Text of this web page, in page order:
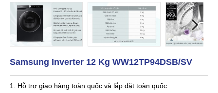
Samsung Inverter 12 Kg WW12TP94DSB/SV
1. Hỗ trợ giao hàng toàn quốc và lắp đặt toàn quốc